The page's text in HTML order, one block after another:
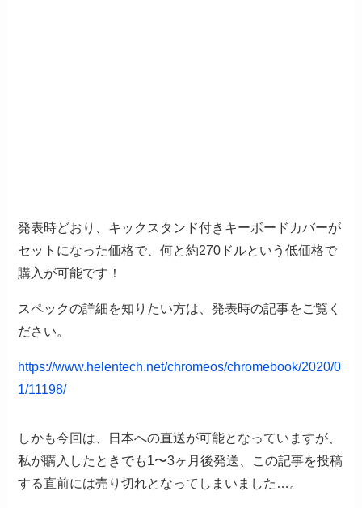
発表時どおり、キックスタンド付きキーボードカバーが
セットになった価格で、何と約270ドルという低価格で
購入が可能です！
スペックの詳細を知りたい方は、発表時の記事をご覧く
ださい。
https://www.helentech.net/chromeos/chromebook/2020/0
1/11198/
しかも今回は、日本への直送が可能となっていますが、
私が購入したときでも1〜3ヶ月後発送、この記事を投稿
する直前には売り切れとなってしまいました…。